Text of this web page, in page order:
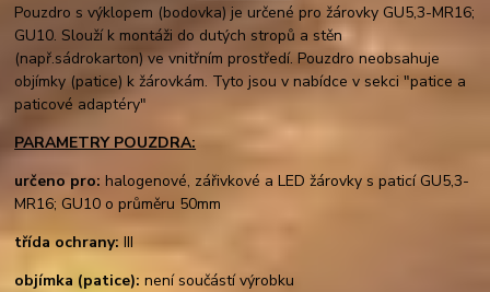
Pouzdro s výklopem (bodovka) je určené pro žárovky GU5,3-MR16;
GU10. Slouží k montáži do dutých stropů a stěn
(např.sádrokarton) ve vnitřním prostředí. Pouzdro neobsahuje
objímky (patice) k žárovkám. Tyto jsou v nabídce v sekci "patice a
paticové adaptéry"
PARAMETRY POUZDRA:
určeno pro:halogenové, zářivkové a LED žárovky s paticí GU5,3-
MR16; GU10 o průměru 50mm
třída ochrany: III
objímka (patice):není součástí výrobku